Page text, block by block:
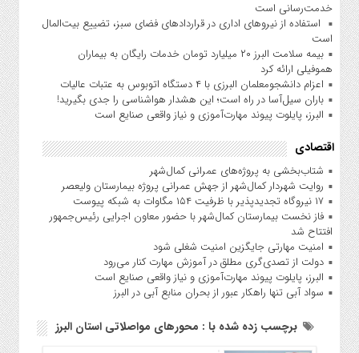
خدمت‌رسانی است
استفاده از نیروهای اداری در قراردادهای فضای سبز، تضییع بیت‌المال
است
بیمه سلامت البرز ۲۰ میلیارد تومان خدمات رایگان به بیماران
هموفیلی ارائه کرد
اعزام دانشجو‌معلمان البرزی با ۴ دستگاه اتوبوس به عتبات عالیات
باران سیل‌آسا در راه است؛ این هشدار هواشناسی را جدی بگیرید!
البرز، پایلوت پیوند مهارت‌آموزی و نیاز واقعی صنایع است
اقتصادی
شتاب‌بخشی به پروژه‌های عمرانی کمال‌شهر
روایت شهردار کمال‌شهر از جهش عمرانی پروژه بیمارستان ولیعصر
۱۷ نیروگاه تجدیدپذیر با ظرفیت ۱۵۴ مگاوات به شبکه پیوست
فاز نخست بیمارستان کمال‌شهر با حضور معاون اجرایی رئیس‌جمهور
افتتاح شد
امنیت مهارتی جایگزین امنیت شغلی شود
دولت از تصدی‌گری مطلق در آموزش مهارت کنار می‌رود
البرز، پایلوت پیوند مهارت‌آموزی و نیاز واقعی صنایع است
سواد آبی تنها راهکار عبور از بحران منابع آبی در البرز
برچسب زده شده با : محورهای مواصلاتی استان البرز